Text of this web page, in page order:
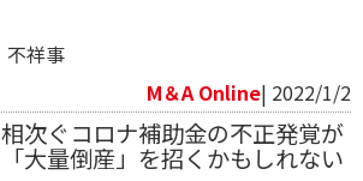
不祥事
M＆A Online| 2022/1/2
相次ぐコロナ補助金の不正発覚が
「大量倒産」を招くかもしれない